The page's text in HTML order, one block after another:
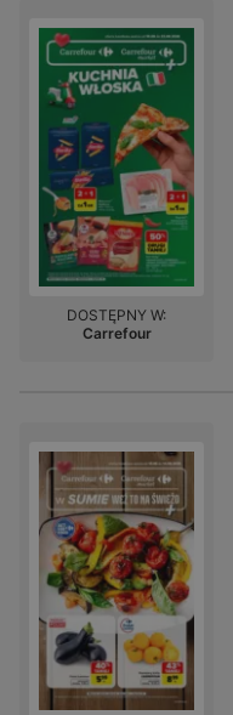
DOSTĘPNY W:
Carrefour